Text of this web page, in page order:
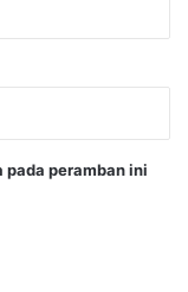
pada peramban ini